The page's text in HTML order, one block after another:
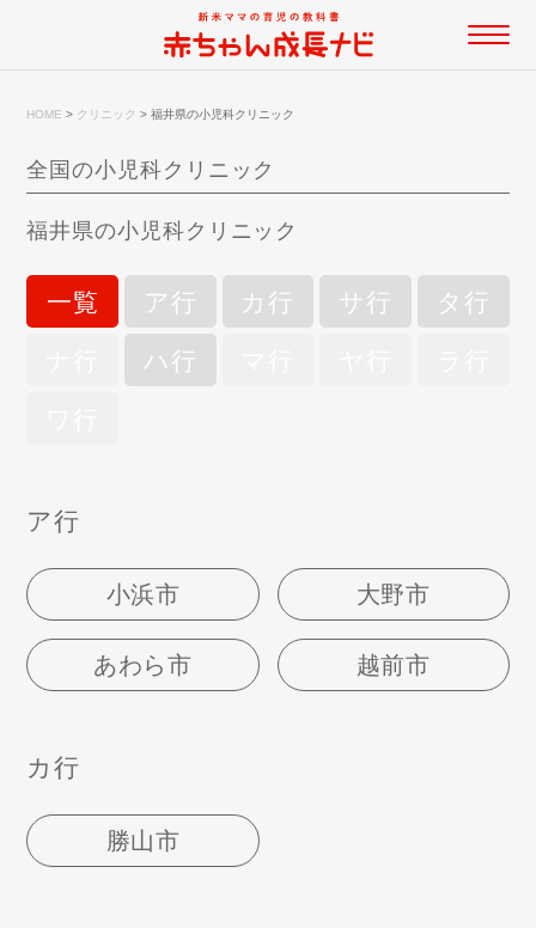
HOME > クリニック >福井県の小児科クリニック
全国の小児科クリニック
福井県の小児科クリニック
一覧 ア行 カ行 サ行 タ行
ハ行
ア行
小浜市 大野市
あわら市 越前市
カ行
勝山市